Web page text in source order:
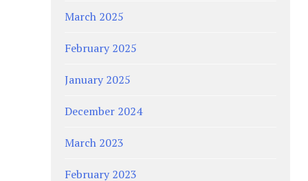
March 2025
February 2025
January 2025
December 2024
March 2023
February 2023